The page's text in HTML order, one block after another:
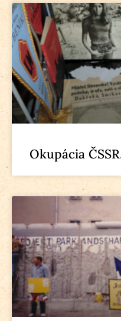
Okupácia